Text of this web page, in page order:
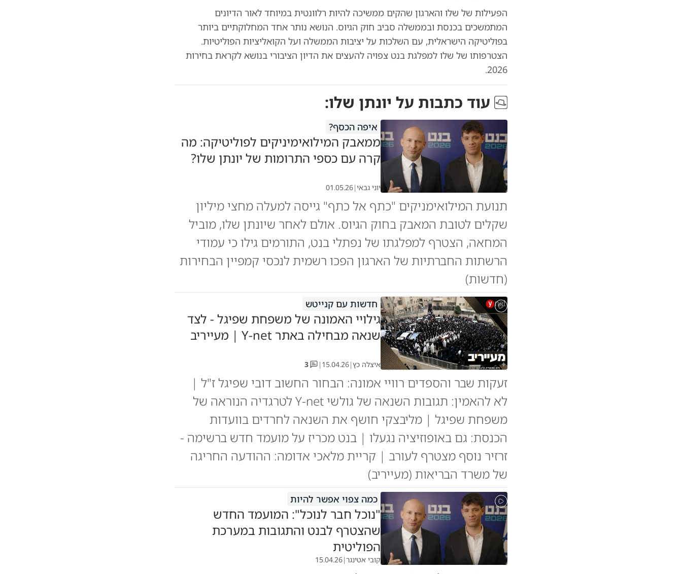
הפעילות של שלו והארגון שהקים ממשיכה להיות רלוונטית במיוחד לאור הדיונים
המתמשכים בכנסת ובממשלה סביב חוק הגיוס. הנושא נותר אחד המחלוקתיים ביותר
בפוליטיקה הישראלית, עם השלכות על יציבות הממשלה ועל הקואליציות הפוליטיות.
הצטרפותו של שלו למפלגת בנט צפויה להעצים את הדיון הציבורי בנושא לקראת בחירות
2026.
עוד כתבות על יונתן שלו:
איפה הכסף?
ממאבק המילואימיניקים לפוליטיקה: מה
קרה עם כספי התרומות של יונתן שלו?
יוני גבאי|
01.05.26
תנועת המילואימניקים "כתף אל כתף" גייסה למעלה מחצי מיליון
שקלים לטובת המאבק בחוק הגיוס. אולם לאחר שיונתן שלו, מוביל
המחאה, הצטרף למפלגתו של נפתלי בנט, התורמים גילו כי עמודי
הרשתות החברתיות של הארגון הפכו רשמית לנכסי קמפיין הבחירות
(חדשות)
חדשות עם קנייטש
גילויי האמונה של משפחת שפיגל - לצד
שנאה מבחילה באתר Y-net | מעייריב
איצלה כץ|
15.04.26
|
3
זעקות שבר והספדים רוויי אמונה: הבחור החשוב דובי שפיגל ז"ל |
לא להאמין: תגובות השנאה של גולשי Y-net לטרגדיה הנוראה של
משפחת שפיגל | מליבצקי חושף את השנאה לחרדים בוועדות
הכנסת: גם באופוזיציה נגעלו | בנט מכריז על מועמד חדש ברשימה -
זרזיר נוסף מצטרף לעורב | קריית מלאכי אדומה: ההודעה החריגה
של משרד הבריאות (מעייריב)
כמה צפוי אפשר להיות
"נוכל חבר לנוכל": המועמד החדש
שהצטרף לבנט והתגובות במערכת
הפוליטית
קובי אטינגר|
15.04.26